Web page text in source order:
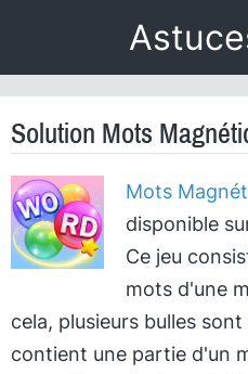
Solution Mots
Mots
disponible
Ce jeu
mots d'une
cela, plusieurs bulles
contient une partie d'un